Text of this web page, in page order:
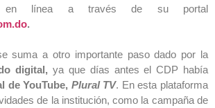
en línea a través de su portal
.
suma a otro importante paso dado por la
digital, ya que días antes el CDP había
de YouTube, Plural TV. En esta plataforma
de la institución, como la campaña de